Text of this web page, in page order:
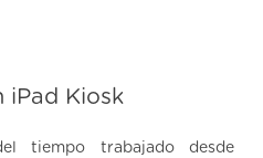
iPad Kiosk
tiempo trabajado desde